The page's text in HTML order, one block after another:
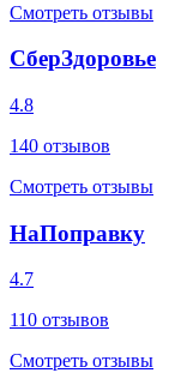
Смотреть отзывы
СберЗдоровье
4.8
140 отзывов
Смотреть отзывы
НаПоправку
4.7
110 отзывов
Смотреть отзывы